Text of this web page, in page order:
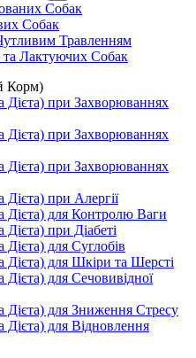
Собак
Собак
Травленням
Лактуючих Собак
Корм)
при Захворюваннях
при Захворюваннях
при Захворюваннях
при Алергії
для Контролю Ваги
при Діабеті
для Суглобів
для Шкіри та Шерсті
для Сечовивідної
для Зниження Стресу
для Відновлення